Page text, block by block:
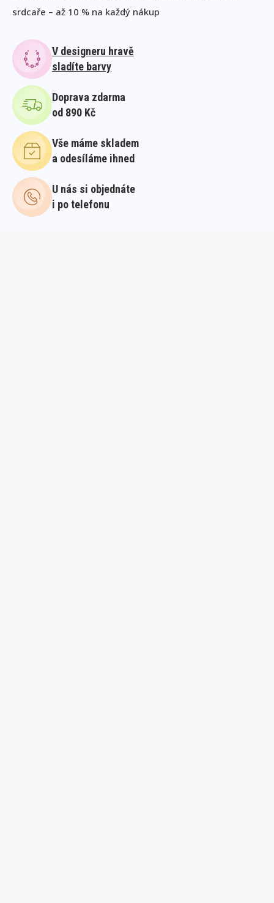
srdcaře – až 10 % na každý nákup
V designeru hravě
sladíte barvy
Doprava zdarma
od 890 Kč
Vše máme skladem
a odesíláme ihned
U nás si objednáte
i po telefonu